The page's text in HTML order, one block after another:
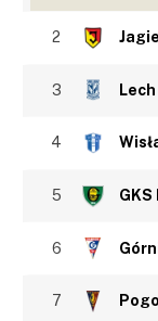
2
3
4
5
6
7